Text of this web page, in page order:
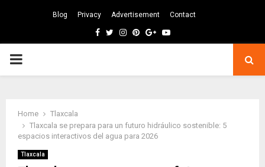
Blog Privacy Advertisement Contact
Facebook
TwitterInstagram
Pinterest
GoogleYoutube
PRIMARY
Home
Tlaxcala
Tlaxcala se prepara para un futuro hidráulico sostenible: 5
espacios interactivos del agua para 2026
Tlaxcala